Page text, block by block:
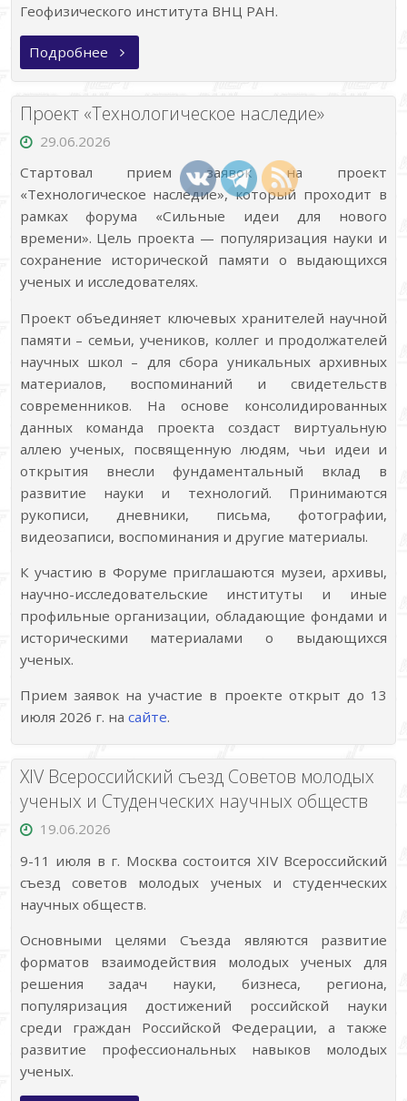
Геофизического института ВНЦ РАН.
Подробнее «X
Международная
научная
конференция
«Природные
и
Техногенные
Риски:
Системы,
Технологии»
—
RISK
&
GEOTECH-
2026»
Проект «Технологическое наследие»
29.06.2026
Стартовал прием заявок на проект
«Технологическое наследие», который проходит в
рамках форума «Сильные идеи для нового
времени». Цель проекта — популяризация науки и
сохранение исторической памяти о выдающихся
ученых и исследователях.
Проект объединяет ключевых хранителей научной
памяти – семьи, учеников, коллег и продолжателей
научных школ – для сбора уникальных архивных
материалов, воспоминаний и свидетельств
современников. На основе консолидированных
данных команда проекта создаст виртуальную
аллею ученых, посвященную людям, чьи идеи и
открытия внесли фундаментальный вклад в
развитие науки и технологий. Принимаются
рукописи, дневники, письма, фотографии,
видеозаписи, воспоминания и другие материалы.
К участию в Форуме приглашаются музеи, архивы,
научно-исследовательские институты и иные
профильные организации, обладающие фондами и
историческими материалами о выдающихся
ученых.
Прием заявок на участие в проекте открыт до 13
июля 2026 г. на сайте.
XIV Всероссийский съезд Советов молодых
ученых и Студенческих научных обществ
19.06.2026
9-11 июля в г. Москва состоится XIV Всероссийский
съезд советов молодых ученых и студенческих
научных обществ.
Основными целями Съезда являются развитие
форматов взаимодействия молодых ученых для
решения задач науки, бизнеса, региона,
популяризация достижений российской науки
среди граждан Российской Федерации, а также
развитие профессиональных навыков молодых
ученых.